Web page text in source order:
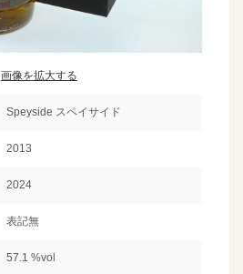
画像を拡大する
Speyside スペイサイド
2013
2024
表記無
57.1 %vol